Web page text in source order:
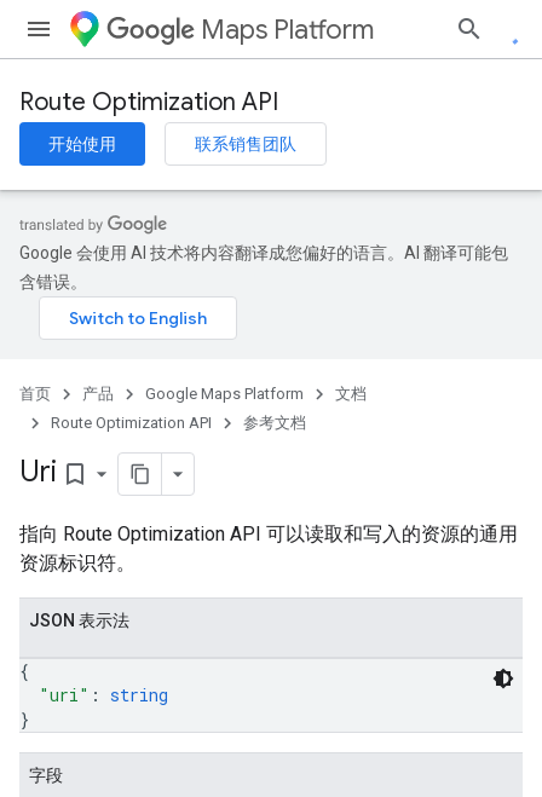
Maps Platform
Route Optimization API
开始使用 联系销售团队
Google 会使用 AI 技术将内容翻译成您偏好的语言。AI 翻译可能包
含错误。
首页 产品 Google Maps Platform
文档
Route Optimization API
参考文档
Uri bookmark_border
指向 Route Optimization API 可以读取和写入的资源的通用
资源标识符。
JSON 表示法
{
"uri" : string
}
字段